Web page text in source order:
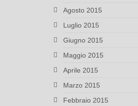
Agosto 2015
Luglio 2015
Giugno 2015
Maggio 2015
Aprile 2015
Marzo 2015
Febbraio 2015